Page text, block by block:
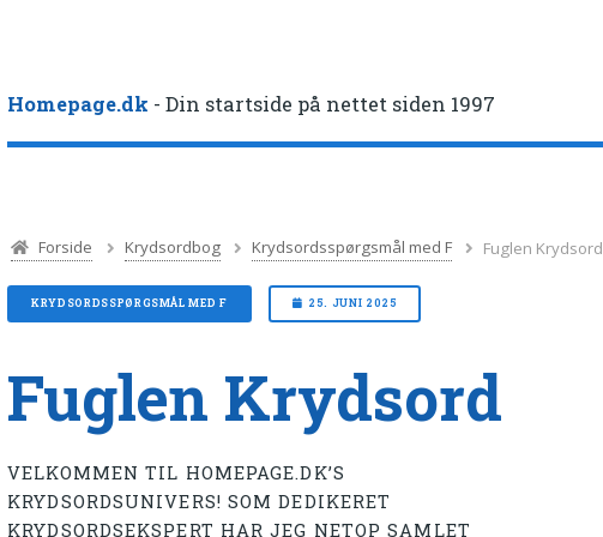
Homepage.dk - Din startside på nettet siden 1997
Forside Krydsordbog Krydsordsspørgsmål med F Fuglen Krydsord
KRYDSORDSSPØRGSMÅL MED F 25. JUNI 2025
Fuglen Krydsord
VELKOMMEN TIL HOMEPAGE.DK’S
KRYDSORDSUNIVERS! SOM DEDIKERET
KRYDSORDSEKSPERT HAR JEG NETOP SAMLET